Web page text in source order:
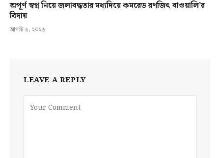
অপূর্ণ স্বপ্ন নিয়ে জলাবদ্ধতার মধ্যদিয়ে কমরেড রণজিৎ বাওয়ালি’র
বিদায়
আগস্ট ৬, ২০২৬
LEAVE A REPLY